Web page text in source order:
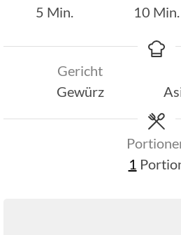
5 Minuten
Min.
10 Min.
Gericht
Gewürz
1